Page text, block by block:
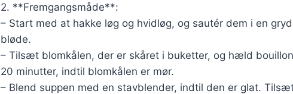
2. **Fremgangsmåde**:
– Start med at hakke løg og hvidløg, og sautér dem i en
bløde.
– Tilsæt blomkålen, der er skåret i buketter, og hæld
20 minutter, indtil blomkålen er mør.
– Blend suppen med en stavblender, indtil den er glat.